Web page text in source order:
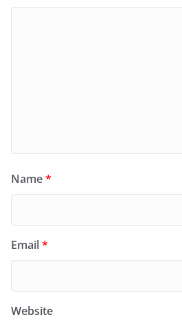
Name*
Email*
Website